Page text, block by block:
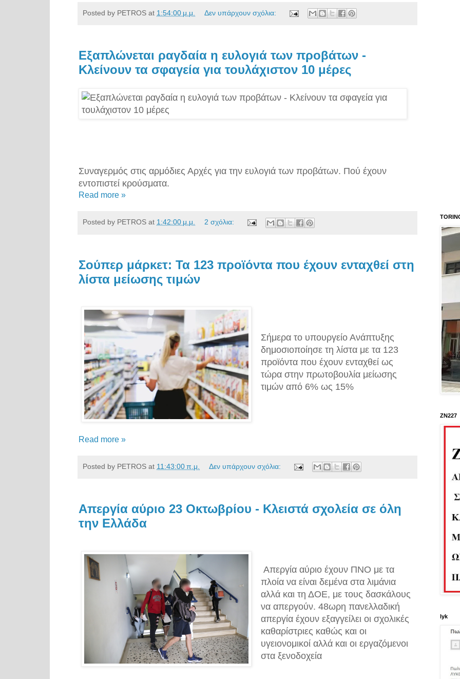
Posted by PETROS at 1:54:00 μ.μ. Δεν υπάρχουν σχόλια:
Εξαπλώνεται ραγδαία η ευλογιά των προβάτων -
Κλείνουν τα σφαγεία για τουλάχιστον 10 μέρες
Συναγερμός στις αρμόδιες Αρχές για την ευλογιά των προβάτων. Πού έχουν
εντοπιστεί κρούσματα.
Read more »
Posted by PETROS at 1:42:00 μ.μ. 2 σχόλια:
Σούπερ μάρκετ: Τα 123 προϊόντα που έχουν ενταχθεί στη
λίστα μείωσης τιμών
Σήμερα το υπουργείο Ανάπτυξης
δημοσιοποίησε τη λίστα με τα 123
προϊόντα που έχουν ενταχθεί ως
τώρα στην πρωτοβουλία μείωσης
τιμών από 6% ως 15%
Read more »
Posted by PETROS at 11:43:00 π.μ. Δεν υπάρχουν σχόλια:
Aπεργία αύριο 23 Οκτωβρίου - Κλειστά σχολεία σε όλη
την Ελλάδα
Απεργία αύριο έχουν ΠΝΟ με τα
πλοία να είναι δεμένα στα λιμάνια
αλλά και τη ΔΟΕ, με τους δασκάλους
να απεργούν. 48ωρη πανελλαδική
απεργία έχουν εξαγγείλει οι σχολικές
καθαρίστριες καθώς και οι
υγειονομικοί αλλά και οι εργαζόμενοι
στα ξενοδοχεία
ΖΝ227
lyk